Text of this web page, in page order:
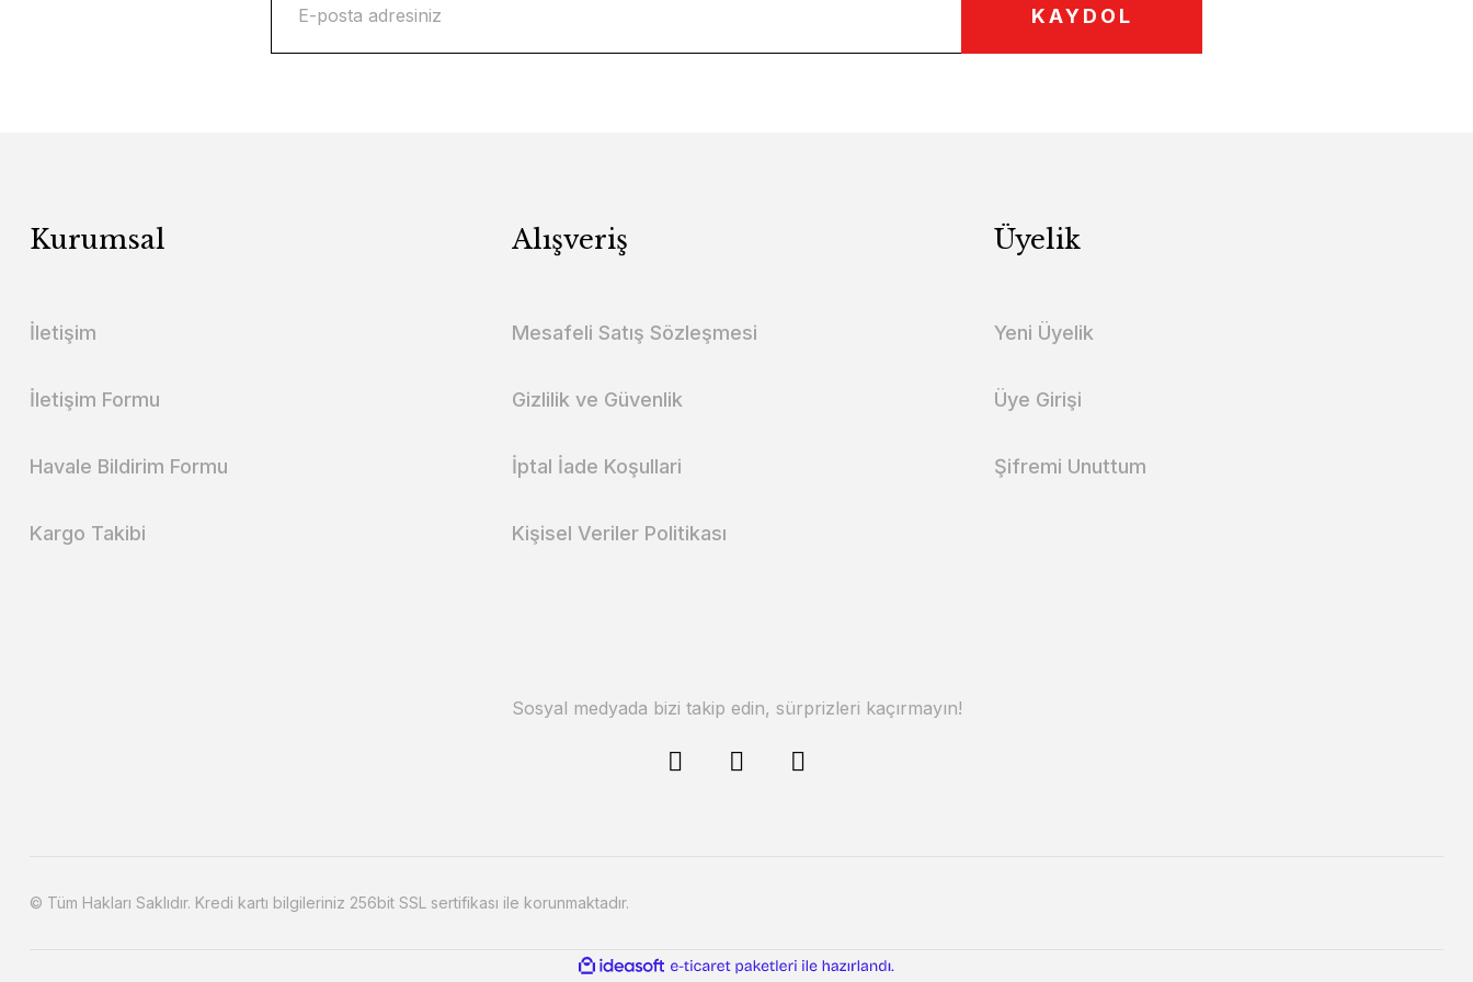
KAYDOL
Kurumsal
İletişim
İletişim Formu
Havale Bildirim Formu
Kargo Takibi
Alışveriş
Mesafeli Satış Sözleşmesi
Gizlilik ve Güvenlik
İptal İade Koşullari
Kişisel Veriler Politikası
Üyelik
Yeni Üyelik
Üye Girişi
Şifremi Unuttum
Sosyal medyada bizi takip edin, sürprizleri kaçırmayın!
© Tüm Hakları Saklıdır. Kredi kartı bilgileriniz 256bit SSL sertifikası ile korunmaktadır.
ideasoft
e-